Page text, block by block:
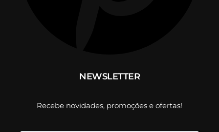
NEWSLETTER
Recebe novidades, promoções e ofertas!